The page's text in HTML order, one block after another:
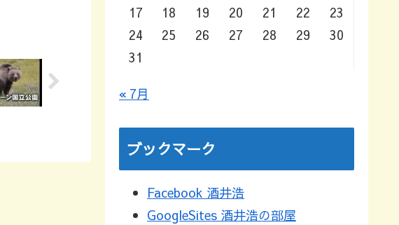
17
18 19 20 21 22
23
24
25 26 27 28 29
30
31
« 7月
ブックマーク
Facebook 酒井浩
GoogleSites 酒井浩の部屋